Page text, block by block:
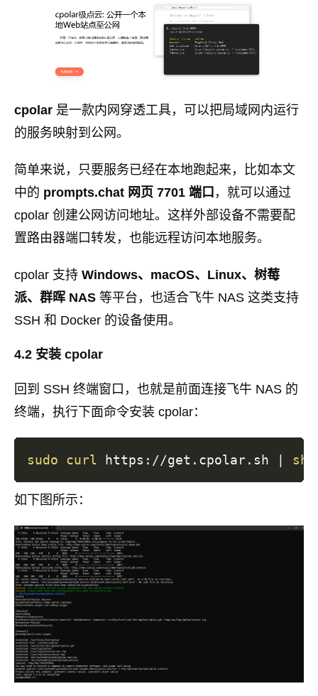
cpolar 是一款内网穿透工具，可以把局域网内运行
的服务映射到公网。
简单来说，只要服务已经在本地跑起来，比如本文
中的 prompts.chat 网页 7701 端口 ，就可以通过
cpolar 创建公网访问地址。这样外部设备不需要配
置路由器端口转发，也能远程访问本地服务。
cpolar 支持 Windows、macOS、Linux、树莓
派、群晖 NAS 等平台，也适合飞牛 NAS 这类支持
SSH 和 Docker 的设备使用。
4.2 安装 cpolar
回到 SSH 终端窗口，也就是前面连接飞牛 NAS 的
终端，执行下面命令安装 cpolar：
sudo curl https://get.cpolar.sh sh
如下图所示：